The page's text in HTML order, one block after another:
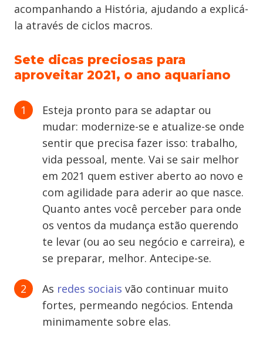
acompanhando a História, ajudando a explicá-
la através de ciclos macros.
Sete dicas preciosas para
aproveitar 2021, o ano aquariano
Esteja pronto para se adaptar ou
mudar: modernize-se e atualize-se onde
sentir que precisa fazer isso: trabalho,
vida pessoal, mente. Vai se sair melhor
em 2021 quem estiver aberto ao novo e
com agilidade para aderir ao que nasce.
Quanto antes você perceber para onde
os ventos da mudança estão querendo
te levar (ou ao seu negócio e carreira), e
se preparar, melhor. Antecipe-se.
As redes sociais vão continuar muito
fortes, permeando negócios. Entenda
minimamente sobre elas.